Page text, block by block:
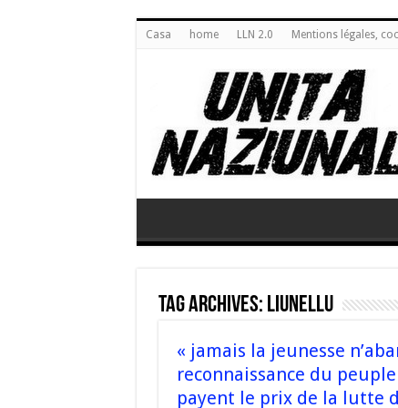
Casa home LLN 2.0 Mentions légales,
Tag Archives: Liunellu
« jamais la jeunesse
reconnaissance du
payent le prix de la lutte